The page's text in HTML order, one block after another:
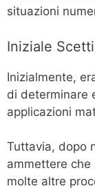
situazioni
Iniziale
Inizialmente,
di determinare
applicazioni
Tuttavia, dopo
ammettere
molte altre